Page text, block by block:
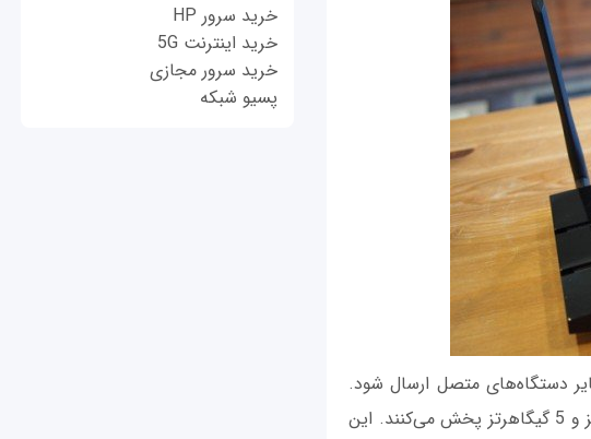
دستگاه‌های متصل ارسال شود.
آداپترهای شبکه، امواج رادیویی را در دو فرکانس مختلف یعنی 2.4 گیگاهرتز و 5 گیگاهرتز پخش می‌کنند. این
خرید سرور HP
خرید اینترنت 5G
خرید سرور مجازی
پسیو شبکه